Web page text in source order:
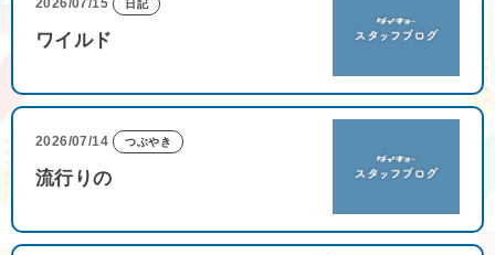
日記
ワイルド
2026/07/14 つぶやき
流行りの